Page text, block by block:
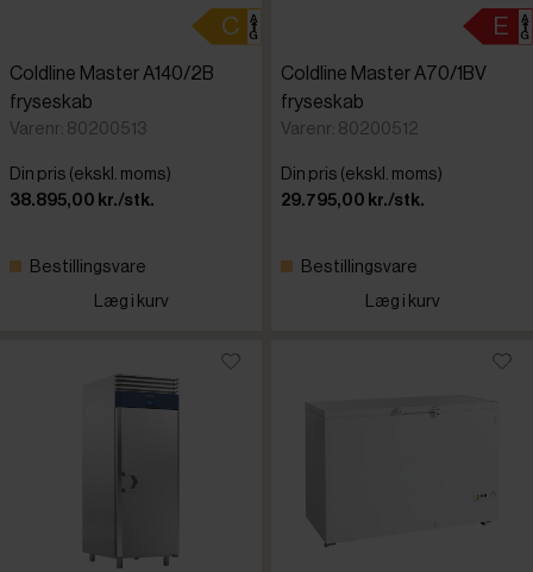
Coldline Master A140/2B
fryseskab
Varenr: 80200513
Din pris (ekskl. moms)
38.895,00 kr./stk.
Bestillingsvare
Læg i kurv
Coldline Master A70/1BV
fryseskab
Varenr: 80200512
Din pris (ekskl. moms)
29.795,00 kr./stk.
Bestillingsvare
Læg i kurv